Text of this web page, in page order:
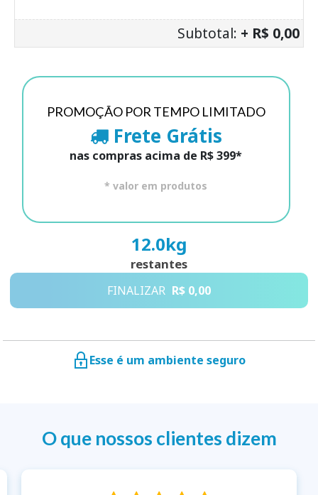
Subtotal: + R$ 0,00
PROMOÇÃO POR TEMPO LIMITADO
Frete Grátis
nas compras acima de R$ 399*
* valor em produtos
12.0kg
restantes
FINALIZAR R$ 0,00
Esse é um ambiente seguro
O que nossos clientes dizem